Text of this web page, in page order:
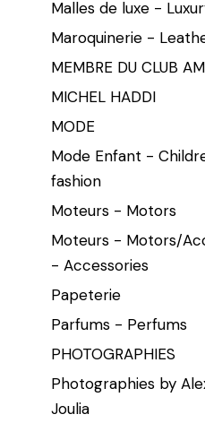
Malles de luxe -
Maroquinerie -
MEMBRE DU CLUB
MICHEL HADDI
MODE
Mode Enfant -
fashion
Moteurs - Motors
Moteurs - Motors/
- Accessories
Papeterie
Parfums - Perfums
PHOTOGRAPHIES
Photographies by
Joulia